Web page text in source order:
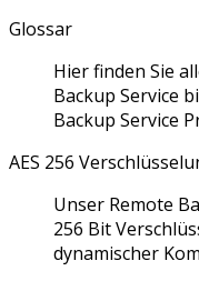
Glossar
Hier finden Sie
Backup Service
Backup Service
AES 256
Unser Remote
256 Bit
dynamischer